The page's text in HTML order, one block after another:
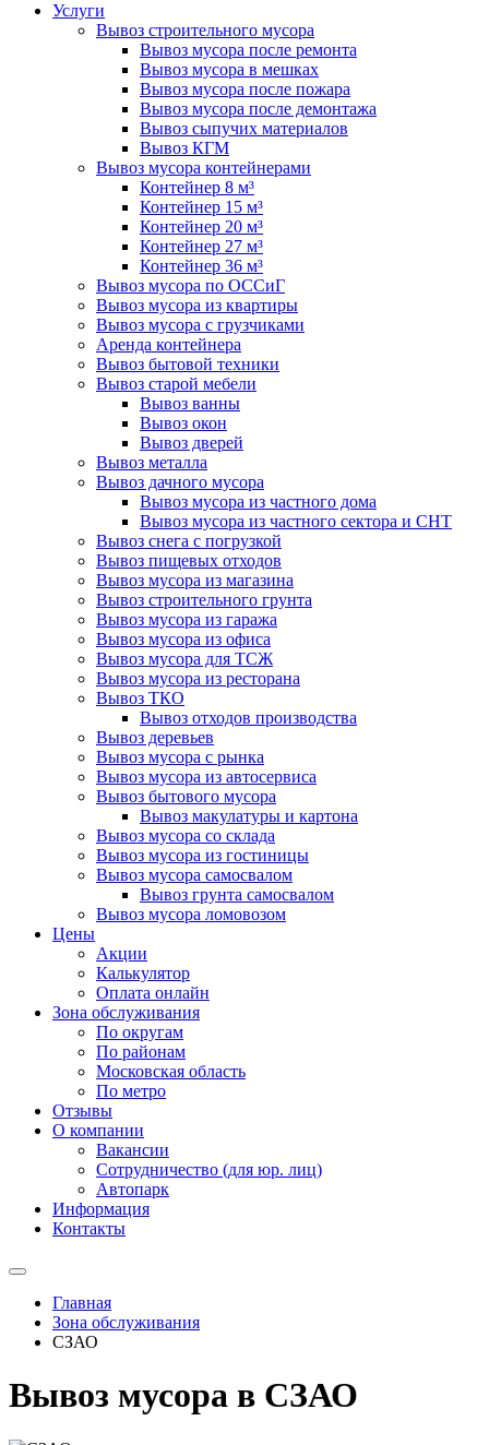
Услуги
Вывоз строительного мусора
Вывоз мусора после ремонта
Вывоз мусора в мешках
Вывоз мусора после пожара
Вывоз мусора после демонтажа
Вывоз сыпучих материалов
Вывоз КГМ
Вывоз мусора контейнерами
Контейнер 8 м³
Контейнер 15 м³
Контейнер 20 м³
Контейнер 27 м³
Контейнер 36 м³
Вывоз мусора по ОССиГ
Вывоз мусора из квартиры
Вывоз мусора с грузчиками
Аренда контейнера
Вывоз бытовой техники
Вывоз старой мебели
Вывоз ванны
Вывоз окон
Вывоз дверей
Вывоз металла
Вывоз дачного мусора
Вывоз мусора из частного дома
Вывоз мусора из частного сектора и СНТ
Вывоз снега с погрузкой
Вывоз пищевых отходов
Вывоз мусора из магазина
Вывоз строительного грунта
Вывоз мусора из гаража
Вывоз мусора из офиса
Вывоз мусора для ТСЖ
Вывоз мусора из ресторана
Вывоз ТКО
Вывоз отходов производства
Вывоз деревьев
Вывоз мусора с рынка
Вывоз мусора из автосервиса
Вывоз бытового мусора
Вывоз макулатуры и картона
Вывоз мусора со склада
Вывоз мусора из гостиницы
Вывоз мусора самосвалом
Вывоз грунта самосвалом
Вывоз мусора ломовозом
Цены
Акции
Калькулятор
Оплата онлайн
Зона обслуживания
По округам
По районам
Московская область
По метро
Отзывы
О компании
Вакансии
Сотрудничество (для юр. лиц)
Автопарк
Информация
Контакты
Главная
Зона обслуживания
СЗАО
Вывоз мусора в СЗАО